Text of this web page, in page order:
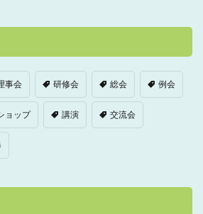
事会 研修会 総会 例会
ョップ 講演 交流会